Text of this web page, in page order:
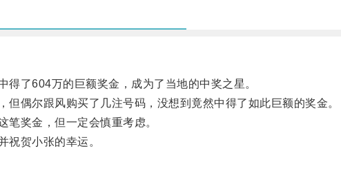
了604万的巨额奖金，成为了当地的中奖之星。
偶尔跟风购买了几注号码，没想到竟然中得了如此巨额的奖金。
奖金，但一定会慎重考虑。
贺小张的幸运。